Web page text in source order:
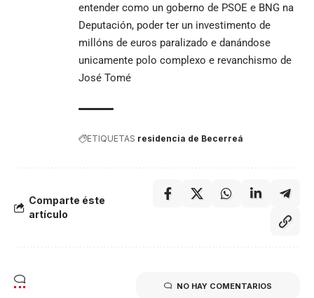
entender como un goberno de PSOE e BNG na
Deputación, poder ter un investimento de
millóns de euros paralizado e danándose
unicamente polo complexo e revanchismo de
José Tomé
ETIQUETAS residencia de Becerreá
Comparte éste
artículo
NO HAY COMENTARIOS